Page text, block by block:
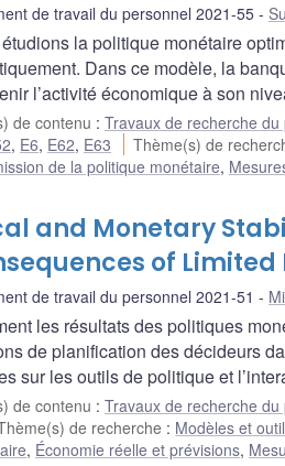
de travail du personnel 2021-55
la politique monétaire
Dans ce modèle, la
l’activité économique à son
de contenu : Travaux de recherche du
, E6, E62, E63 Thème(s) de
de la politique monétaire,
and Monetary
of Limited
de travail du personnel 2021-51
les résultats des politiques
de planification des décideurs
sur les outils de politique et
de contenu : Travaux de recherche du
de recherche : Modèles et
, Économie réelle et prévisions,